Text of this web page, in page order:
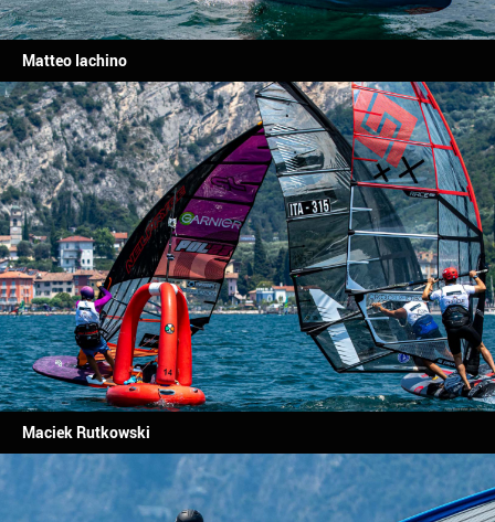
Matteo Iachino
Maciek Rutkowski